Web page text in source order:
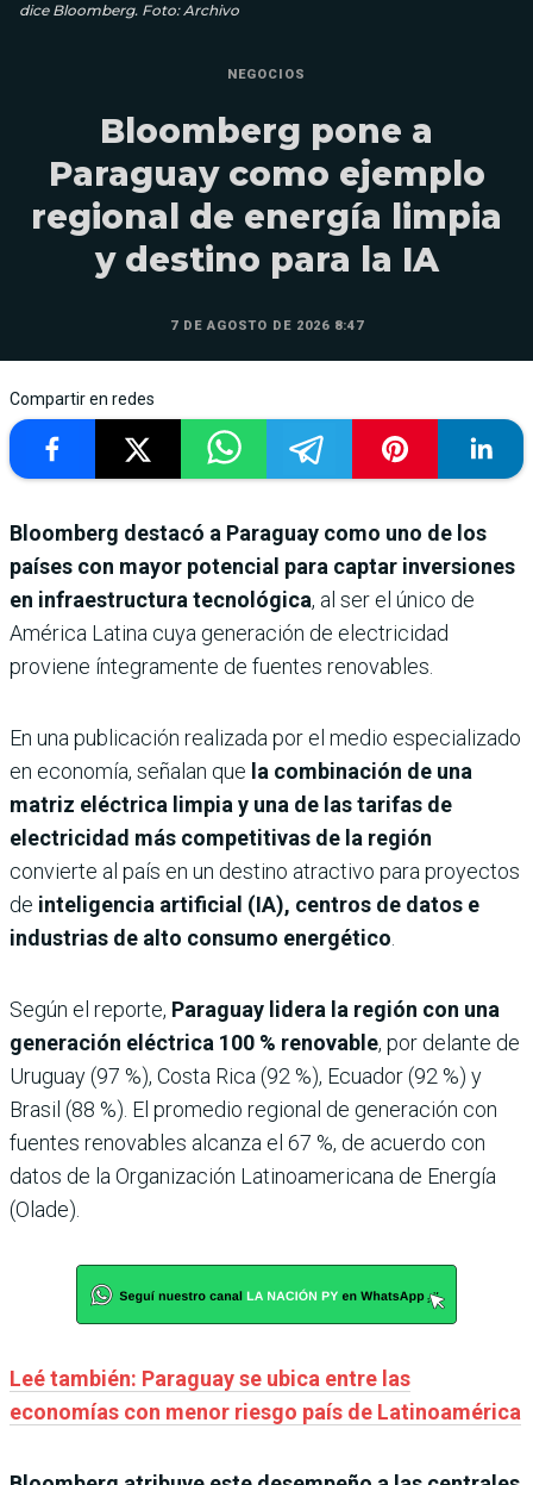
dice Bloomberg. Foto: Archivo
NEGOCIOS
Bloomberg pone a
Paraguay como ejemplo
regional de energía limpia
y destino para la IA
7 DE AGOSTO DE 2026 8:47
Compartir en redes
Bloomberg destacó a Paraguay como uno de los
países con mayor potencial para captar inversiones
en infraestructura tecnológica, al ser el único de
América Latina cuya generación de electricidad
proviene íntegramente de fuentes renovables.
En una publicación realizada por el medio especializado
en economía, señalan que la combinación de una
matriz eléctrica limpia y una de las tarifas de
electricidad más competitivas de la región
convierte al país en un destino atractivo para proyectos
de inteligencia artificial (IA), centros de datos e
industrias de alto consumo energético
Según el reporte, Paraguay lidera la región con una
generación eléctrica 100 % renovable, por delante de
Uruguay (97 %), Costa Rica (92 %), Ecuador (92 %) y
Brasil (88 %). El promedio regional de generación con
fuentes renovables alcanza el 67 %, de acuerdo con
datos de la Organización Latinoamericana de Energía
(Olade).
Leé también: Paraguay se ubica entre las
economías con menor riesgo país de Latinoamérica